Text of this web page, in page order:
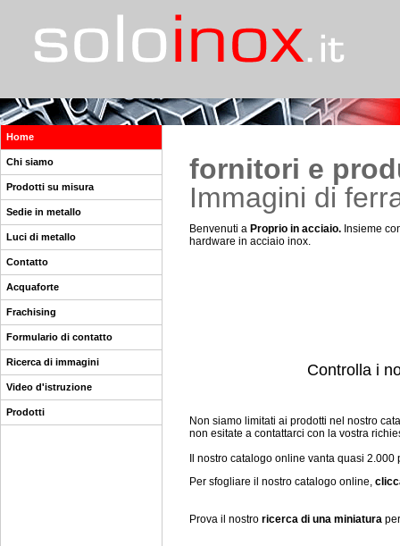
Home
Chi siamo
Prodotti su misura
Sedie in metallo
Luci di metallo
Contatto
Acquaforte
Frachising
Formulario di contatto
Ricerca di immagini
Video d'istruzione
Prodotti
fornitori e
Immagini di
Benvenuti a Proprio in acciaio. Insieme
hardware in acciaio inox.
Controlla i
Non siamo limitati ai prodotti nel nostro
non esitate a contattarci con la vostra
Il nostro catalogo online vanta quasi
Per sfogliare il nostro catalogo online,
Prova il nostro ricerca di una miniatura